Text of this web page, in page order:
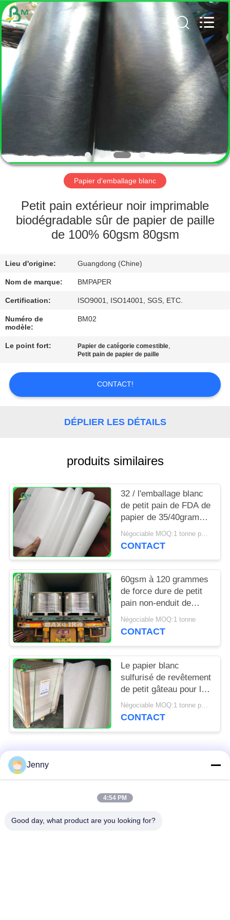
MAISON
PRODUITS
SUJET
DE
NOUS
VISITE
D'USINE
DE
QUALITÉ
CONTACTEZ-
NOUS
CAS
PRIVACY
POLICY
GUANGZHOU
BMPAPER
CO.,
LTD..
All
Rights
Reserved.
Papier d'emballage blanc
Petit pain extérieur noir imprimable
biodégradable sûr de papier de paille
de 100% 60gsm 80gsm
Lieu d'origine: Guangdong (Chine)
Nom de marque: BMPAPER
Certification: ISO9001, ISO14001, SGS, ETC.
Numéro de
modèle:
BM02
Le point fort: Papier de catégorie comestible,
Petit pain de papier de paille
CONTACT!
DÉPLIER LES DÉTAILS
produits similaires
32 / l'emballage blanc
de petit pain de FDA de
papier de 35/40grams
MG emballage pour
emballer ébrèche
Négociable MOQ:1 tonne pour la taille spéciale
CONTACT
60gsm à 120 grammes
de force dure de petit
pain non-enduit de
papier d'emballage
blanchi pour le sac
Négociable MOQ:1 tonne
CONTACT
Le papier blanc
sulfurisé de revêtement
de petit gâteau pour la
cuisine de boulangerie
usine 31 - 38gsm
Négociable MOQ:1 tonne pour la taille commune et 10 tonnes pour la taille spéciale
CONTACT
Catégories populaires
petit pain brun de
Jenny
4:54 PM
Good day, what product are you looking for?